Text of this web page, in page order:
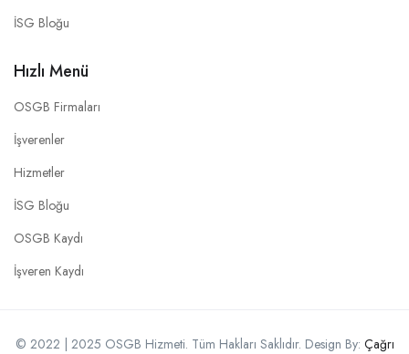
İSG Bloğu
Hızlı Menü
OSGB Firmaları
İşverenler
Hizmetler
İSG Bloğu
OSGB Kaydı
İşveren Kaydı
© 2022 | 2025 OSGB Hizmeti. Tüm Hakları Saklıdır. Design By: Çağrı